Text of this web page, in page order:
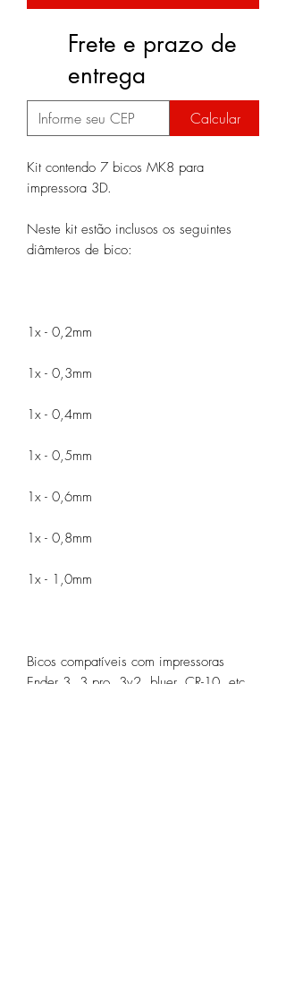
Calcular
Frete e prazo de
entrega
Kit contendo 7 bicos MK8 para
impressora 3D.
Neste kit estão inclusos os seguintes
diâmteros de bico:
1x - 0,2mm
1x - 0,3mm
1x - 0,4mm
1x - 0,5mm
1x - 0,6mm
1x - 0,8mm
1x - 1,0mm
Bicos compatíveis com impressoras
Ender 3, 3 pro, 3v2, bluer, CR-10, etc.